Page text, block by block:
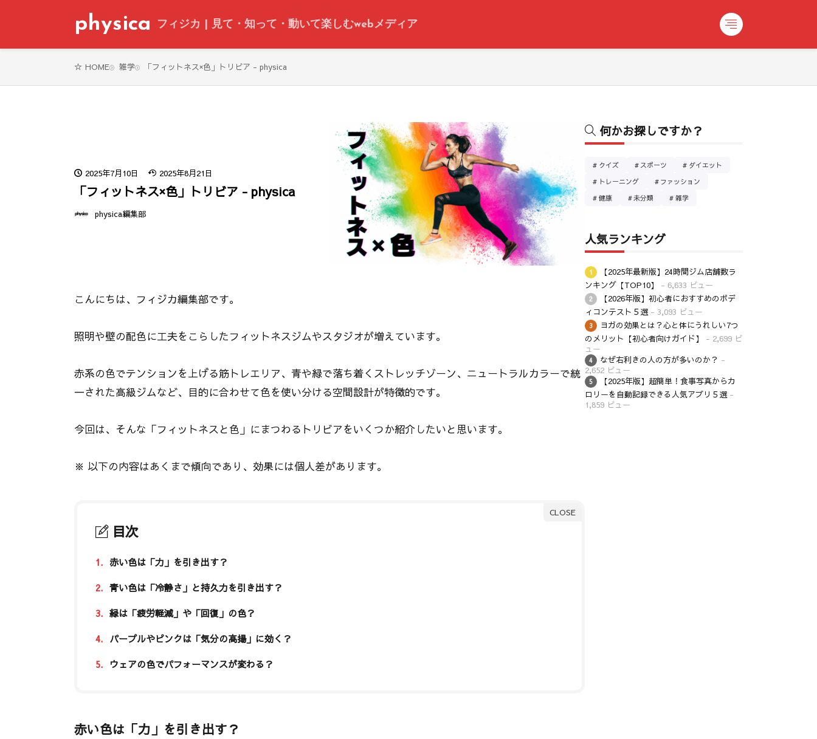
physica フィジカ | 見て・知って・動いて楽しむwebメディア
HOME 雑学 「フィットネス×色」トリビア - physica
2025年7月10日 2025年8月21日
「フィットネス×色」トリビア - physica
physica編集部
こんにちは、フィジカ編集部です。
照明や壁の配色に工夫をこらしたフィットネスジムやスタジオが増えています。
赤系の色でテンションを上げる筋トレエリア、青や緑で落ち着くストレッチゾーン、ニュートラルカラーで統
一された高級ジムなど、目的に合わせて色を使い分ける空間設計が特徴的です。
今回は、そんな「フィットネスと色」にまつわるトリビアをいくつか紹介したいと思います。
※ 以下の内容はあくまで傾向であり、効果には個人差があります。
目次
1. 赤い色は「力」を引き出す？
2. 青い色は「冷静さ」と持久力を引き出す？
3. 緑は「疲労軽減」や「回復」の色？
4. パープルやピンクは「気分の高揚」に効く？
5.
ウェアの色でパフォーマンスが変わる？
赤い色は「力」を引き出す？
何かお探しですか？
クイズ スポーツ
ダイエット
トレーニング
ファッション
健康
未分類 雑学
人気ランキング
【2025年最新版】24時間ジム店舗数ラ
ンキング【TOP10】
- 6,633 ビュー
【2026年版】初心者におすすめのボデ
ィコンテスト５選 - 3,093 ビュー
ヨガの効果とは？心と体にうれしい7つ
のメリット【初心者向けガイド】
- 2,699 ビ
ュー
なぜ右利きの人の方が多いのか？ -
2,652 ビュー
【2025年版】超簡単！食事写真からカ
ロリーを自動記録できる人気アプリ５選 -
1,859 ビュー